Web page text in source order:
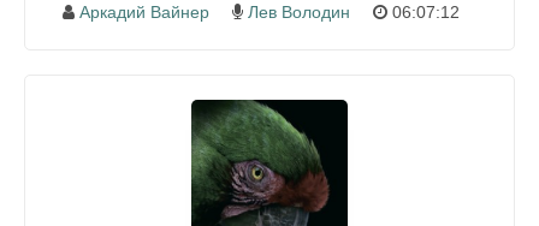
Аркадий Вайнер Лев Володин 06:07:12